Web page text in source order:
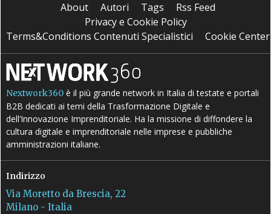
About Autori Tags
Rss Feed
Privacy e Cookie Policy
Terms&Conditions Contenuti Specialistici
Cookie Center
Nextwork360 è il più grande network in Italia di testate e portali
B2B dedicati ai temi della Trasformazione Digitale e
dell’Innovazione Imprenditoriale. Ha la missione di diffondere la
cultura digitale e imprenditoriale nelle imprese e pubbliche
amministrazioni italiane.
Indirizzo
Via Moretto da Brescia, 22
Milano - Italia